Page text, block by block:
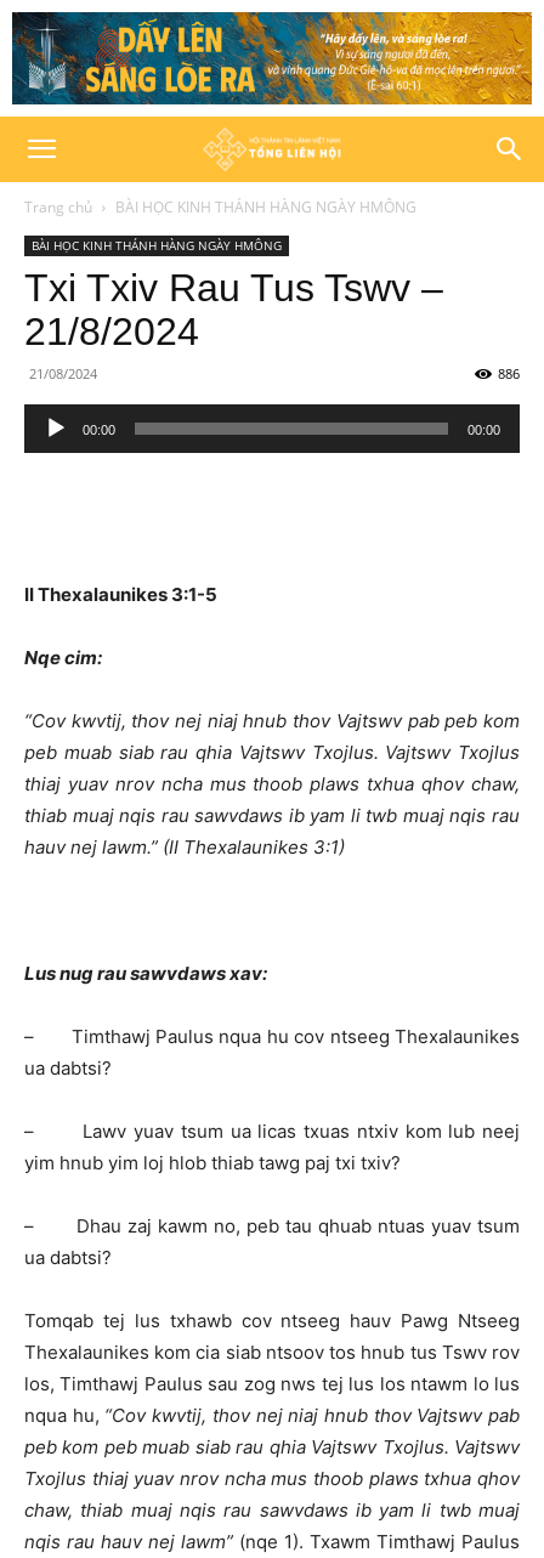
Trang chủ BÀI HỌC KINH THÁNH HÀNG NGÀY HMÔNG
BÀI HỌC KINH THÁNH HÀNG NGÀY HMÔNG
Txi Txiv Rau Tus Tswv –
21/8/2024
21/08/2024 886
Trình
phát
00:00 00:00
II Thexalaunikes 3:1-5
Nqe cim:
“Cov kwvtij, thov nej niaj hnub thov Vajtswv pab peb kom
peb muab siab rau qhia Vajtswv Txojlus. Vajtswv Txojlus
thiaj yuav nrov ncha mus thoob plaws txhua qhov chaw,
thiab muaj nqis rau sawvdaws ib yam li twb muaj nqis rau
hauv nej lawm.” (II Thexalaunikes 3:1)
Lus nug rau sawvdaws xav:
– Timthawj Paulus nqua hu cov ntseeg Thexalaunikes
ua dabtsi?
– Lawv yuav tsum ua licas txuas ntxiv kom lub neej
yim hnub yim loj hlob thiab tawg paj txi txiv?
– Dhau zaj kawm no, peb tau qhuab ntuas yuav tsum
ua dabtsi?
Tomqab tej lus txhawb cov ntseeg hauv Pawg Ntseeg
Thexalaunikes kom cia siab ntsoov tos hnub tus Tswv rov
los, Timthawj Paulus sau zog nws tej lus los ntawm lo lus
nqua hu, “Cov kwvtij, thov nej niaj hnub thov Vajtswv pab
peb kom peb muab siab rau qhia Vajtswv Txojlus. Vajtswv
Txojlus thiaj yuav nrov ncha mus thoob plaws txhua qhov
chaw, thiab muaj nqis rau sawvdaws ib yam li twb muaj
nqis rau hauv nej lawm” (nqe 1). Txawm Timthawj Paulus